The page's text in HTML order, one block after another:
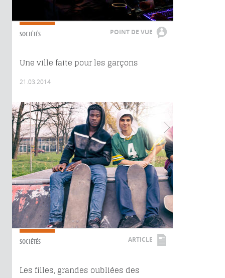
SOCIÉTÉS POINT DE VUE
Une ville faite pour les garçons
21.03.2014
SOCIÉTÉS ARTICLE
Les filles, grandes oubliées des